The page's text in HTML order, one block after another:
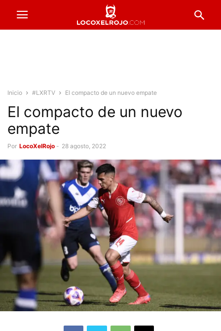
Inicio #LXRTV El compacto de un nuevo empate
El compacto de un nuevo
empate
Por LocoXelRojo - 28 agosto, 2022